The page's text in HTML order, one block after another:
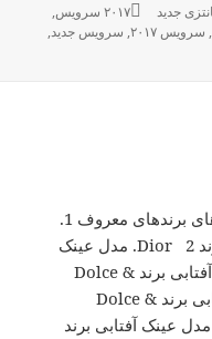
جدید برچسب‌ها
۲۰۱۷ سرویس
,
, سرویس ۲۰۱۷ , سرویس جدید,
عکس هایی از جدیدترین مدل عینک های برندهای معروف 1.
مدل عینک های Dior عینک آفتابی برند Dior 2. مدل عینک
های Dolce & Gabbana مدل عینک آفتابی برند Dolce &
Gabbana جدیدترین مدل عینک آفتابی برند Dolce &
Gabbana 3. مدل عینک های Fendi مدل عینک آفتابی برند